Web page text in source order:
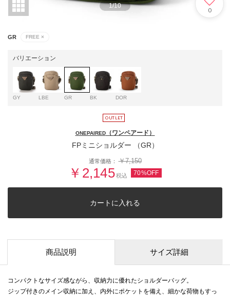
1/10
0
GR FREE ×
バリエーション
GY LBE GR BK DOR
ONEPAIRED（ワンペアード）
FPミニショルダー （GR）
通常価格：￥7,150
￥2,145税込 70%OFF
カートに入れる
商品説明 サイズ詳細
コンパクトなサイズ感ながら、収納力に優れたショルダーバッグ。
ジップ付きのメイン収納に加え、内外にポケットを備え、細かな荷物もすっ